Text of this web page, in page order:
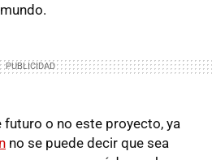
o no este proyecto, ya
no se puede decir que sea